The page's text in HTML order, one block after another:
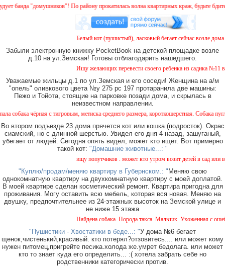
банда "домушников"! По району прокатилась волна квартирных краж, будьте
Белый кот (пушистый), ласковый бегает сейчас возле
Забыли электронную книжку PocketBook на детской площадке возле
д.10 на ул.Земская! Готовы отблагодарить нашедшего.
Ищу желающих перевести своего ребенка из садика №11
Уважаемые жильцы д.1 по ул.Земская и его соседи! Женщина на а/м
"опель" оливкового цвета №у 275 рс 197 протаранила две машины:
Пежо и Тойота, стоящие на парковке позади дома, и скрылась в
неизвестном направлении.
чёрная с тигровым, метиска среднего размера, короткошерстная. Собака
Во втором подъезде 23 дома прячется кот или кошка (подросток). Окрас
сиамский, но с длинной шерстью. Увидел его дня 4 назад, зашуганый,
убегает от людей. Сегодня опять видел, может кто ищет. Вот примерно
такой кот: "Домашние животные...: "
ищу попутчиков . может кто утром возит детей в сад или
"Куплю/продам/меняю квартиру в Губернском.: "Меняю свою
однокомнатную квартиру на двухкомнатную квартиру с моей доплатой.
В моей квартире сделан косметический ремонт. Квартира пригодна для
проживания. Могу оставить всю мебель, которая вся новая. Меняю на
двушку, предпочтительнее из 24-этажных высоток на Земской улице и
не ниже 15 этажа
Найдена собака. Порода такса. Мальчик. Ухоженная с
"Пушистики - Хвостатики в беде...: "У дома №6 бегает
щенок,чистенький,красивый. кто потерял?отзовитесь.... или может кому
нужен питомец,пригрейте песика.холода же.умрет бедолага. или может
кто то знает куда его определить... :( хотела забрать себе но
родственники категорически против.